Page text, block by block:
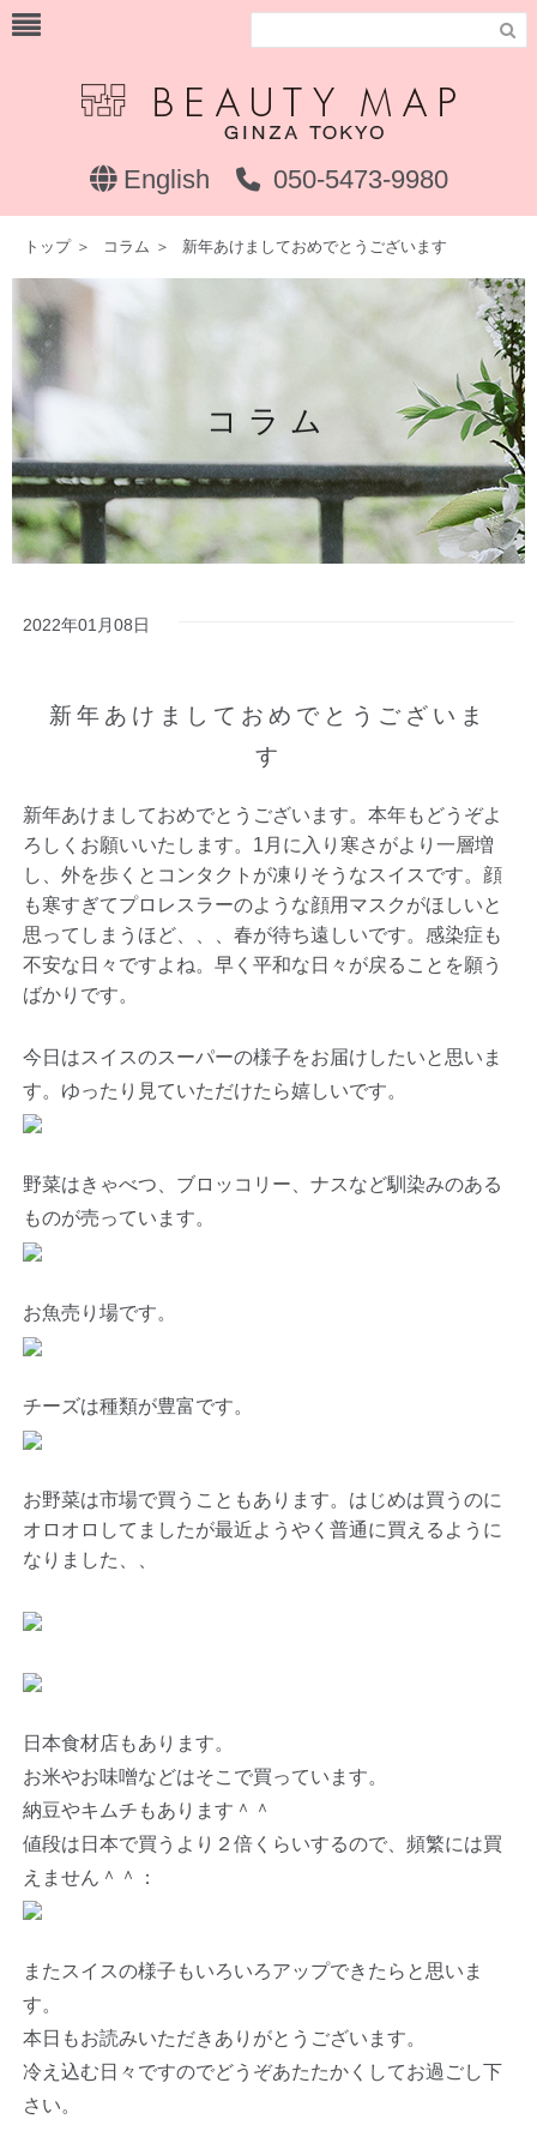

English 050-5473-9980
トップ＞ コラム ＞ 新年あけましておめでとうございます
コラム
2022年01月08日
新年あけましておめでとうございま
す
新年あけましておめでとうございます。本年もどうぞよ
ろしくお願いいたします。1月に入り寒さがより一層増
し、外を歩くとコンタクトが凍りそうなスイスです。顔
も寒すぎてプロレスラーのような顔用マスクがほしいと
思ってしまうほど、、、春が待ち遠しいです。感染症も
不安な日々ですよね。早く平和な日々が戻ることを願う
ばかりです。
今日はスイスのスーパーの様子をお届けしたいと思いま
す。ゆったり見ていただけたら嬉しいです。
野菜はきゃべつ、ブロッコリー、ナスなど馴染みのある
ものが売っています。
お魚売り場です。
チーズは種類が豊富です。
お野菜は市場で買うこともあります。はじめは買うのに
オロオロしてましたが最近ようやく普通に買えるように
なりました、、
日本食材店もあります。
お米やお味噌などはそこで買っています。
納豆やキムチもあります＾＾
値段は日本で買うより２倍くらいするので、頻繁には買
えません＾＾：
またスイスの様子もいろいろアップできたらと思いま
す。
本日もお読みいただきありがとうございます。
冷え込む日々ですのでどうぞあたたかくしてお過ごし下
さい。